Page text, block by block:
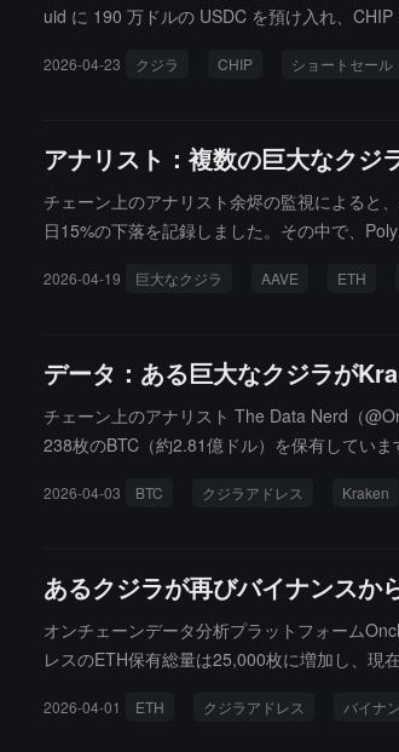
uid に 190 万ドルの USDC を預け入れ、
2026-04-23 クジラ CHIP ショートセール
アナリスト：複数の巨大なクジ
チェーン上のアナリスト余烬の監視によると
日15%の下落を記録しました。その中で、
2026-04-19 巨大なクジラ AAVE ETH
データ：ある巨大なクジラが
チェーン上のアナリスト The Data Nerd（
238枚のBTC（約2.81億ドル）を保有していま
2026-04-03 BTC クジラアドレス Kraken
あるクジラが再びバイナンスか
オンチェーンデータ分析プラットフォーム
レスのETH保有総量は25,000枚に増加し、現
2026-04-01 ETH クジラアドレス バイナ